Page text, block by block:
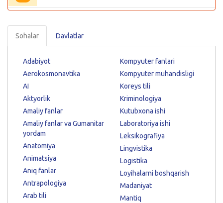
Sohalar Davlatlar
Adabiyot
Aerokosmonavtika
AI
Aktyorlik
Amaliy fanlar
Amaliy fanlar va Gumanitar
yordam
Anatomiya
Animatsiya
Aniq fanlar
Antrapologiya
Arab tili
Kompyuter fanlari
Kompyuter muhandisligi
Koreys tili
Kriminologiya
Kutubxona ishi
Laboratoriya ishi
Leksikografiya
Lingvistika
Logistika
Loyihalarni boshqarish
Madaniyat
Mantiq